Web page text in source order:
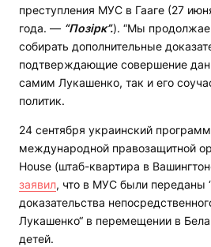
преступления МУС в Гааге (27
года. — “Позірк”.). “Мы
собирать дополнительные
подтверждающие совершение
самим Лукашенко, так и его
политик.
24 сентября украинский
международной правозащитной
House (штаб-квартира в
заявил, что в МУС были переданы
доказательства
Лукашенко“ в перемещении в
детей.